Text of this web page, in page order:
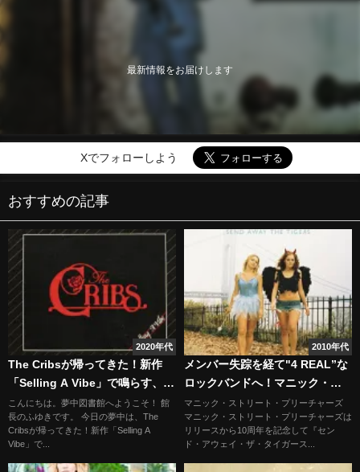
最新情報をお届けします
Xでフォローしよう
おすすめの記事
2020年代
The Cribsが帰ってきた！新作
「Selling A Vibe」で鳴らす、不
器用で剝き出しのロックの衝動
こんにちは。夢中図書館へようこそ！ 館
長のふゆきです。 今日の夢中は、The
Cribsが帰ってきた！新作「Selling A
Vibe」で...
2010年代
メンバー失踪を経て"4 REAL”な
ロックバンドへ！マニック・ス
トリート・プリーチャーズ
マニック・ストリート・プリーチャーズ
マニック・ストリート・プリーチャーズは
リリースから10周年を記念して『セン
ド・アウェイ・ザ・タイガース...